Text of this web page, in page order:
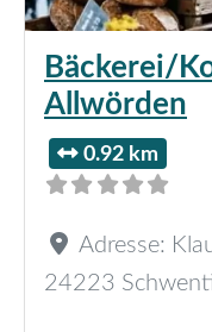
Bäckerei/
Allwörden
0.92 km
Adresse:
24223